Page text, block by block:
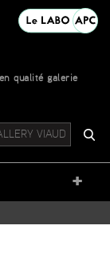
qualité galerie
+